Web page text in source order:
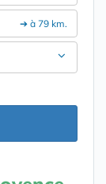
➔ à 79 km.